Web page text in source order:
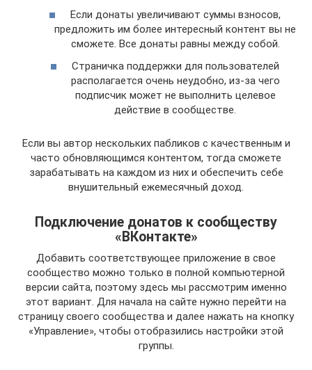
Если донаты увеличивают суммы взносов,
предложить им более интересный контент вы не
сможете. Все донаты равны между собой.
Страничка поддержки для пользователей
располагается очень неудобно, из-за чего
подписчик может не выполнить целевое
действие в сообществе.
Если вы автор нескольких пабликов с качественным и
часто обновляющимся контентом, тогда сможете
зарабатывать на каждом из них и обеспечить себе
внушительный ежемесячный доход.
Подключение донатов к сообществу
«ВКонтакте»
Добавить соответствующее приложение в свое
сообщество можно только в полной компьютерной
версии сайта, поэтому здесь мы рассмотрим именно
этот вариант. Для начала на сайте нужно перейти на
страницу своего сообщества и далее нажать на кнопку
«Управление», чтобы отобразились настройки этой
группы.